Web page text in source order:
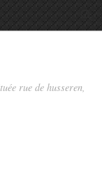
rue de husseren,